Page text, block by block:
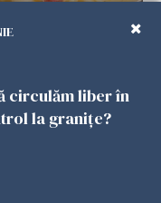
care
circulăm liber în
la granițe?